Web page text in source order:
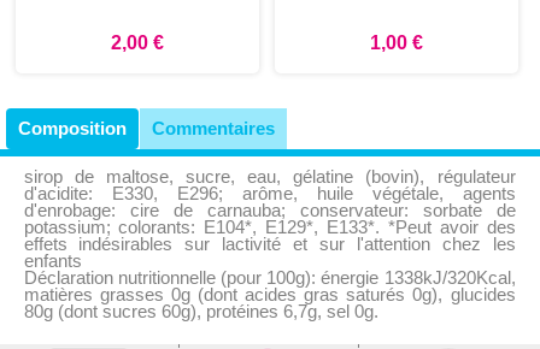
2,00 € 1,00 €
Composition Commentaires
sirop de maltose, sucre, eau, gélatine (bovin), régulateur
d'acidite: E330, E296; arôme, huile végétale, agents
d'enrobage: cire de carnauba; conservateur: sorbate de
potassium; colorants: E104*, E129*, E133*. *Peut avoir des
effets indésirables sur lactivité et sur l'attention chez les
enfants
Déclaration nutritionnelle (pour 100g): énergie 1338kJ/320Kcal,
matières grasses 0g (dont acides gras saturés 0g), glucides
80g (dont sucres 60g), protéines 6,7g, sel 0g.